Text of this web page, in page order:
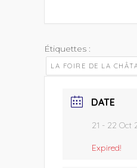
Étiquettes :
LA FOIRE DE LA
DATE
21 - 22 Oct
Expired!